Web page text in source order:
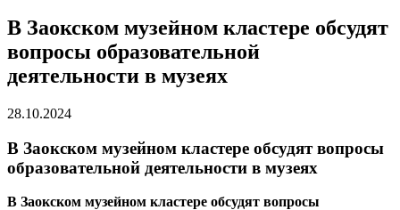
В Заокском музейном кластере обсудят
вопросы образовательной
деятельности в музеях
28.10.2024
В Заокском музейном кластере обсудят вопросы
образовательной деятельности в музеях
В Заокском музейном кластере обсудят вопросы